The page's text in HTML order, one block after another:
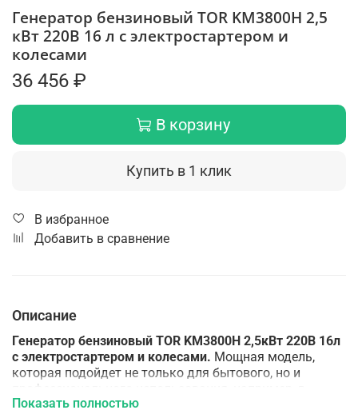
Генератор бензиновый TOR KM3800H 2,5
кВт 220В 16 л с электростартером и
колесами
36 456 ₽
В корзину
Купить в 1 клик
В избранное
Добавить в сравнение
Описание
Генератор бензиновый TOR KM3800H 2,5кВт 220В 16л
с электростартером и колесами. Мощная модель,
которая подойдет не только для бытового, но и
профессионального использования, например, в
строительстве и производстве. Вместительный бак на
Показать полностью